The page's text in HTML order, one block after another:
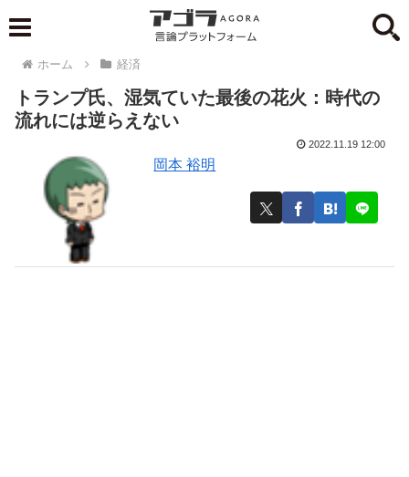
ホーム 経済
トランプ氏、湿気ていた最後の花火：時代の
流れには逆らえない
岡本 裕明
2022.11.19 12:00